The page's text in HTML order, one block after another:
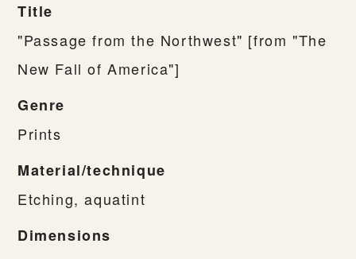
Title
"Passage from the Northwest" [from "The
New Fall of America"]
Genre
Prints
Material/technique
Etching, aquatint
Dimensions